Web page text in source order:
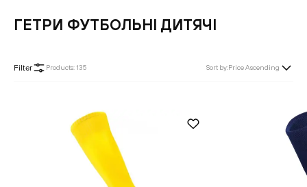
ГЕТРИ ФУТБОЛЬНІ ДИТЯЧІ
Filter Products:135 Sort by:Price Ascending